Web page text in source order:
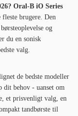
Oral-B iO Series
brugere. Den
og
du en sonisk
valg.
de bedste modeller
dit behov - uanset om
et prisvenligt valg, en
tandbørste til